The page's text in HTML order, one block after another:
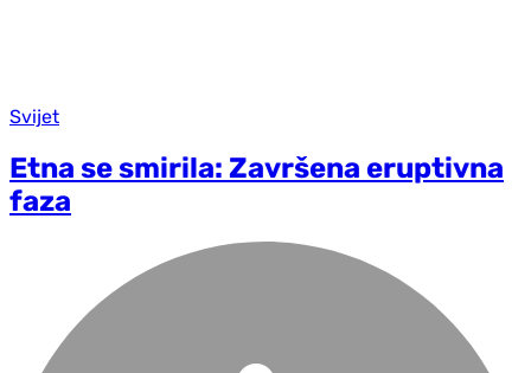
Svijet
Etna se smirila: Završena eruptivna
faza